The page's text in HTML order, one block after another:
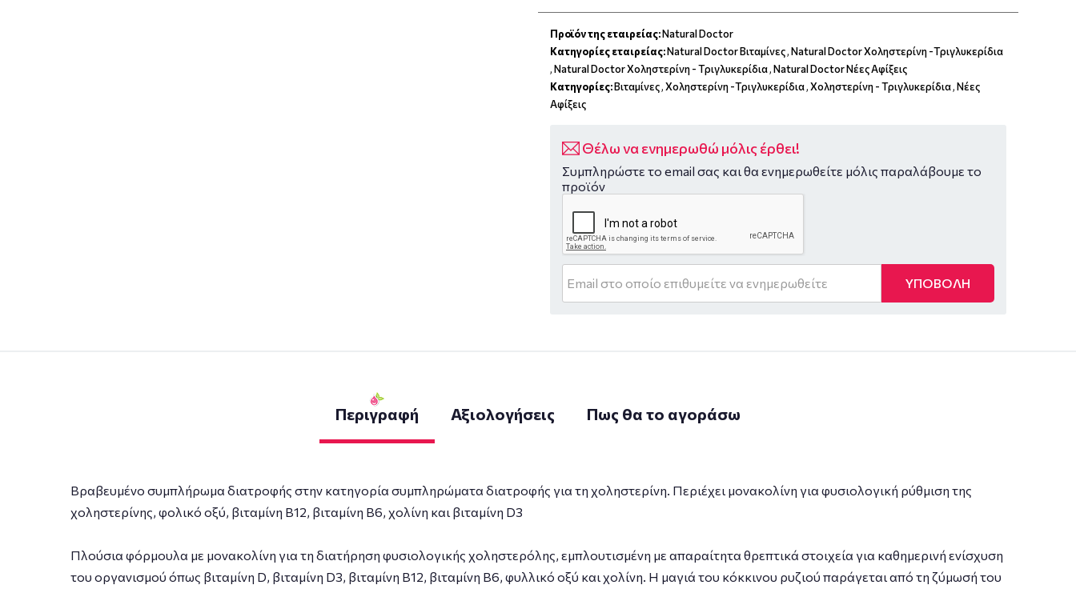
Προϊόν της εταιρείας:Natural Doctor
Κατηγορίες εταιρείας:Natural Doctor Βιταμίνες,Natural Doctor Χοληστερίνη -Τριγλυκερίδια
,Natural Doctor Χοληστερίνη - Τριγλυκερίδια,Natural Doctor Νέες Αφίξεις
Κατηγορίες:Βιταμίνες,Χοληστερίνη -Τριγλυκερίδια,Χοληστερίνη - Τριγλυκερίδια,Νέες
Αφίξεις
Θέλω να ενημερωθώ μόλις έρθει!
Συμπληρώστε το email σας και θα ενημερωθείτε μόλις παραλάβουμε το
προϊόν
ΥΠΟΒΟΛΗ
Περιγραφή Αξιολογήσεις Πως θα το αγοράσω
Βραβευμένο συμπλήρωμα διατροφής στην κατηγορία συμπληρώματα διατροφής για τη χοληστερίνη. Περιέχει μονακολίνη για φυσιολογική ρύθμιση της
χοληστερίνης, φολικό οξύ, βιταμίνη Β12, βιταμίνη Β6, χολίνη και βιταμίνη D3
Πλούσια φόρμουλα με μονακολίνη για τη διατήρηση φυσιολογικής χοληστερόλης, εμπλουτισμένη με απαραίτητα θρεπτικά στοιχεία για καθημερινή ενίσχυση
του οργανισμού όπως βιταμίνη D, βιταμίνη D3, βιταμίνη Β12, βιταμίνη B6, φυλλικό οξύ και χολίνη. Η µαγιά του κόκκινου ρυζιού παράγεται από τη ζύµωσή του